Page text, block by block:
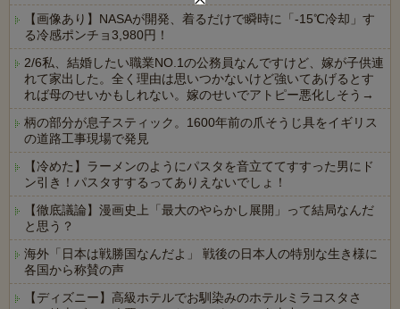
【画像あり】NASAが開発、着るだけで瞬時に「-15℃冷却」す
る冷感ポンチョ3,980円！
2/6私、結婚したい職業NO.1の公務員なんですけど、嫁が子供連
れて家出した。全く理由は思いつかないけど強いてあげるとす
れば母のせいかもしれない。嫁のせいでアトピー悪化しそう→
柄の部分が息子スティック。1600年前の爪そうじ具をイギリス
の道路工事現場で発見
【冷めた】ラーメンのようにパスタを音立ててすすった男にド
ン引き！パスタすするってありえないでしょ！
【徹底議論】漫画史上「最大のやらかし展開」って結局なんだ
と思う？
海外「日本は戦勝国なんだよ」 戦後の日本人の特別な生き様に
各国から称賛の声
【ディズニー】高級ホテルでお馴染みのホテルミラコスタさ